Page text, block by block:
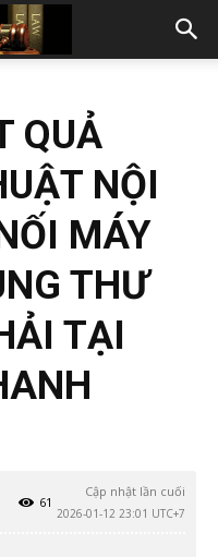
QUẢ
NỘI
MÁY
THƯ
TẠI
Cập nhật lần cuối
2026-01-12 23:01 UTC+7
61